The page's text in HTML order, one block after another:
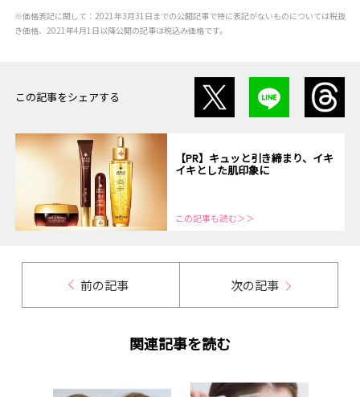
※価格表記に関して：2021年3月31日までの公開記事で特に表記がないものについては税抜
き価格、2021年4月1日以降公開の記事は税込み価格です。
この記事をシェアする
【PR】キュッと引き締まり、イキ
イキとした肌印象に
この記事も読む＞＞
前の記事 次の記事
関連記事を読む